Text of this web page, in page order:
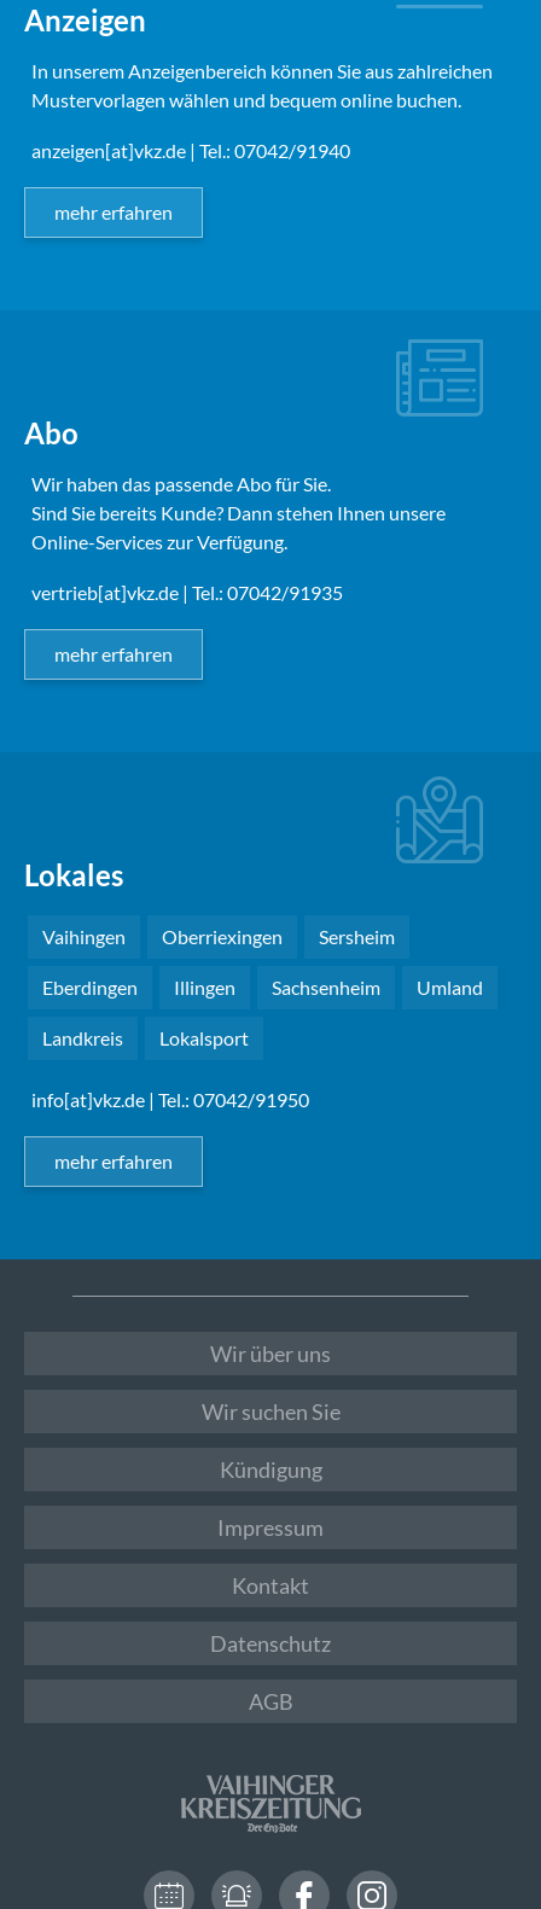
Anzeigen
In unserem Anzeigenbereich können Sie aus zahlreichen
Mustervorlagen wählen und bequem online buchen.
anzeigen[at]vkz.de | Tel.: 07042/91940
mehr erfahren
Abo
Wir haben das passende Abo für Sie.
Sind Sie bereits Kunde? Dann stehen Ihnen unsere
Online-Services zur Verfügung.
vertrieb[at]vkz.de | Tel.: 07042/91935
mehr erfahren
Lokales
Vaihingen Oberriexingen Sersheim
Eberdingen Illingen Sachsenheim Umland
Landkreis Lokalsport
info[at]vkz.de | Tel.: 07042/91950
mehr erfahren
Wir über uns
Wir suchen Sie
Kündigung
Impressum
Kontakt
Datenschutz
AGB